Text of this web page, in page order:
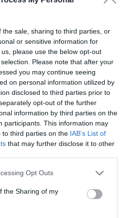
the sale, sharing to third parties, or
or sensitive information for
please use the below opt-out
Please note that after your
you may continue seeing
on personal information utilized by
disclosed to third parties prior to
opt-out of the further
information by third parties on the
participants. This information may
to third parties on the IAB’s List of
that may further disclose it to other
app uses one or more Google
usage behaviour. You may click to
Google and its third-party tags to
specified purposes in below Google
Opt Outs
the Sharing of my
στη
και
πόσα
κάθε
Εύβοιας με
2026: Η
στον
Τουρισμός για Όλους
2026-2027: Ποιοι
κάνουν αίτηση σήμερα
– Έως 600 ευρώ η
επιδότηση